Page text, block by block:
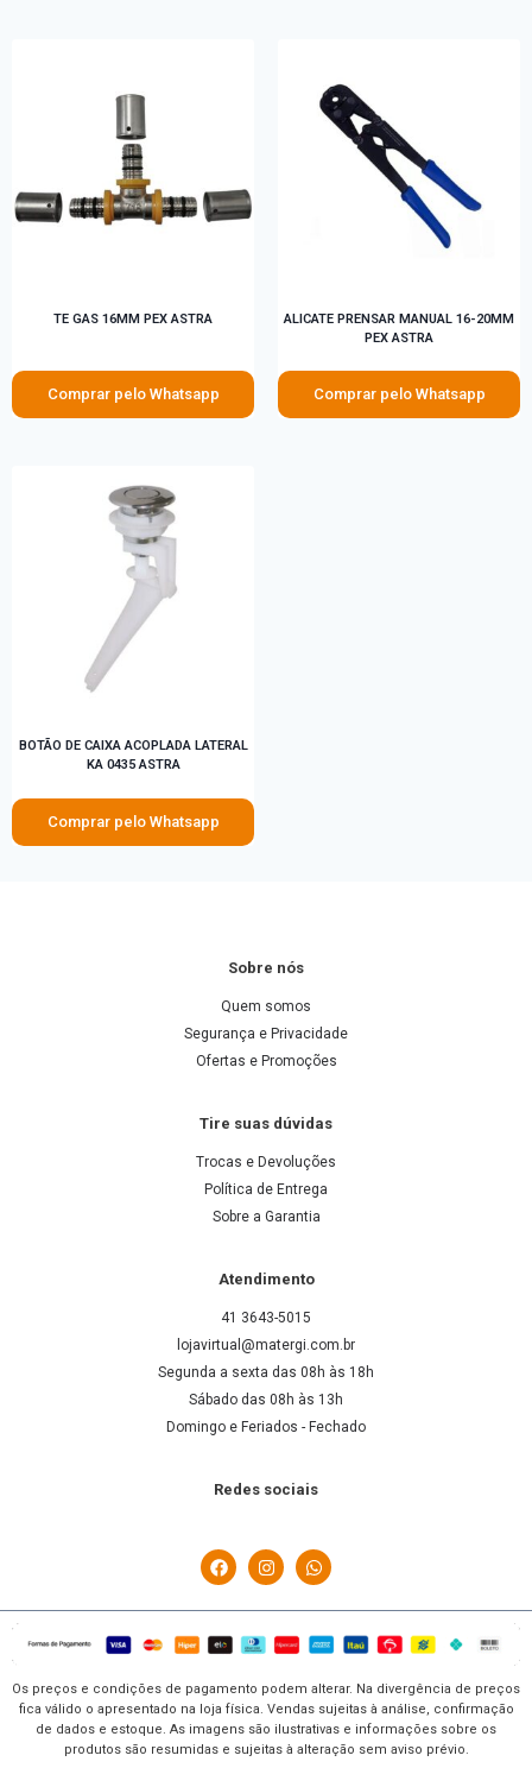
TE GAS 16MM PEX ASTRA
Comprar pelo Whatsapp
ALICATE PRENSAR MANUAL 16-20MM
PEX ASTRA
Comprar pelo Whatsapp
BOTÃO DE CAIXA ACOPLADA LATERAL
KA 0435 ASTRA
Comprar pelo Whatsapp
Sobre nós
Quem somos
Segurança e Privacidade
Ofertas e Promoções
Tire suas dúvidas
Trocas e Devoluções
Política de Entrega
Sobre a Garantia
Atendimento
41 3643-5015
lojavirtual@matergi.com.br
Segunda a sexta das 08h às 18h
Sábado das 08h às 13h
Domingo e Feriados - Fechado
Redes sociais
Os preços e condições de pagamento podem alterar. Na divergência de preços
fica válido o apresentado na loja física. Vendas sujeitas à análise, confirmação
de dados e estoque. As imagens são ilustrativas e informações sobre os
produtos são resumidas e sujeitas à alteração sem aviso prévio.